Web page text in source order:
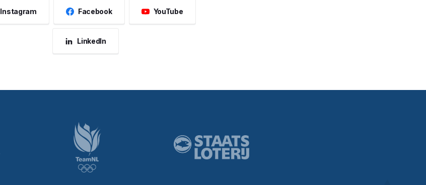
Instagram Facebook YouTube
LinkedIn